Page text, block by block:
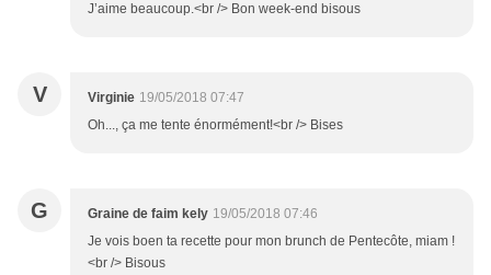
J’aime beaucoup.<br /> Bon week-end bisous
V Virginie 19/05/2018 07:47
Oh..., ça me tente énormément!<br /> Bises
G Graine de faim kely 19/05/2018 07:46
Je vois boen ta recette pour mon brunch de Pentecôte, miam !
<br /> Bisous